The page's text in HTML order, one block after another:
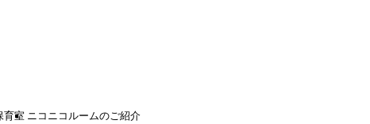
育室 ニコニコルームのご紹介